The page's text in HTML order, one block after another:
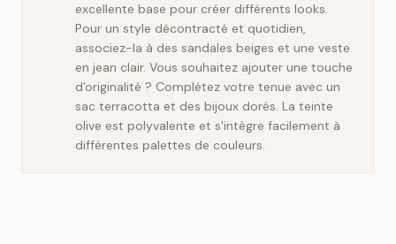
excellente base pour créer différents looks.
Pour un style décontracté et quotidien,
associez-la à des sandales beiges et une veste
en jean clair. Vous souhaitez ajouter une touche
d'originalité ? Complétez votre tenue avec un
sac terracotta et des bijoux dorés. La teinte
olive est polyvalente et s'intègre facilement à
différentes palettes de couleurs.